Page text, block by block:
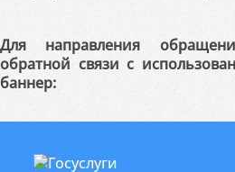
Для направления
обратной связи с
баннер: